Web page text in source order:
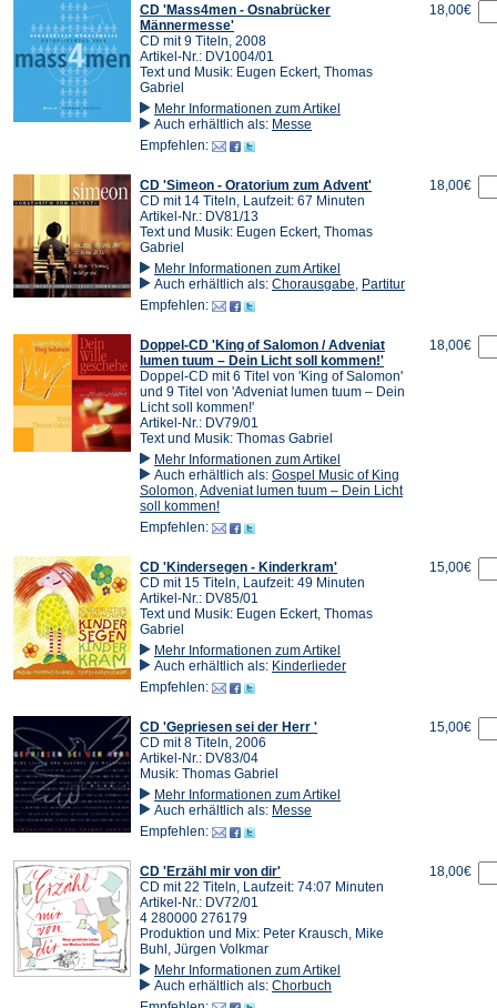
CD 'Mass4men - Osnabrücker
Männermesse'
CD mit 9 Titeln, 2008
Artikel-Nr.: DV1004/01
Text und Musik: Eugen Eckert, Thomas
Gabriel
Mehr Informationen zum Artikel
Auch erhältlich als: Messe
Empfehlen:
18,00€
CD 'Simeon - Oratorium zum Advent'
CD mit 14 Titeln, Laufzeit: 67 Minuten
Artikel-Nr.: DV81/13
Text und Musik: Eugen Eckert, Thomas
Gabriel
Mehr Informationen zum Artikel
Auch erhältlich als: Chorausgabe Partitur
Empfehlen:
18,00€
Doppel-CD 'King of Salomon / Adveniat
lumen tuum – Dein Licht soll kommen!'
Doppel-CD mit 6 Titel von 'King of Salomon'
und 9 Titel von 'Adveniat lumen tuum – Dein
Licht soll kommen!'
Artikel-Nr.: DV79/01
Text und Musik: Thomas Gabriel
Mehr Informationen zum Artikel
Auch erhältlich als: Gospel Music of King
Solomon Adveniat lumen tuum – Dein Licht
soll kommen!
Empfehlen:
18,00€
CD 'Kindersegen - Kinderkram'
CD mit 15 Titeln, Laufzeit: 49 Minuten
Artikel-Nr.: DV85/01
Text und Musik: Eugen Eckert, Thomas
Gabriel
Mehr Informationen zum Artikel
Auch erhältlich als: Kinderlieder
Empfehlen:
15,00€
CD 'Gepriesen sei der Herr '
CD mit 8 Titeln, 2006
Artikel-Nr.: DV83/04
Musik: Thomas Gabriel
Mehr Informationen zum Artikel
Auch erhältlich als: Messe
Empfehlen:
15,00€
CD 'Erzähl mir von dir'
CD mit 22 Titeln, Laufzeit: 74:07 Minuten
Artikel-Nr.: DV72/01
4 280000 276179
Produktion und Mix: Peter Krausch, Mike
Buhl, Jürgen Volkmar
Mehr Informationen zum Artikel
Auch erhältlich als: Chorbuch
18,00€